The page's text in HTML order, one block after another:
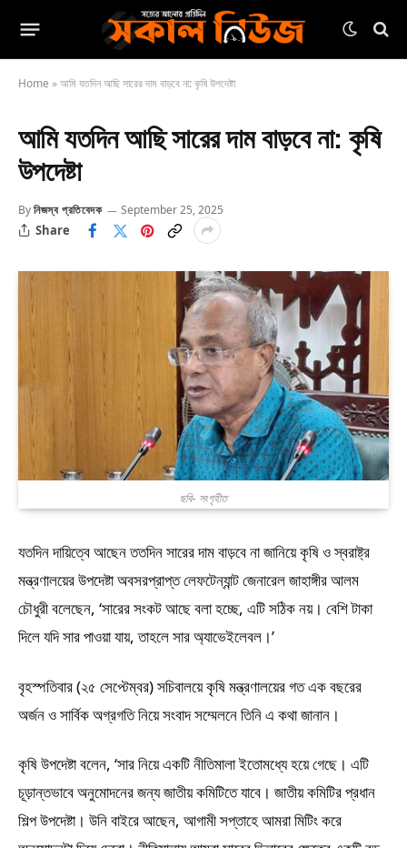
Home »আমি যতদিন আছি সারের দাম বাড়বে না: কৃষি উপদেষ্টা
আমি যতদিন আছি সারের দাম বাড়বে না: কৃষি
উপদেষ্টা
Byনিজস্ব প্রতিবেদক September 25, 2025
Share
ছবি- সংগৃহীত
যতদিন দায়িত্বে আছেন ততদিন সারের দাম বাড়বে না জানিয়ে কৃষি ও স্বরাষ্ট্র
মন্ত্রণালয়ের উপদেষ্টা অবসরপ্রাপ্ত লেফটেন্যান্ট জেনারেল জাহাঙ্গীর আলম
চৌধুরী বলেছেন, ‘সারের সংকট আছে বলা হচ্ছে, এটি সঠিক নয়। বেশি টাকা
দিলে যদি সার পাওয়া যায়, তাহলে সার অ্যাভেইলেবল।’
বৃহস্পতিবার (২৫ সেপ্টেম্বর) সচিবালয়ে কৃষি মন্ত্রণালয়ের গত এক বছরের
অর্জন ও সার্বিক অগ্রগতি নিয়ে সংবাদ সম্মেলনে তিনি এ কথা জানান।
কৃষি উপদেষ্টা বলেন, ‘সার নিয়ে একটি নীতিমালা ইতোমধ্যে হয়ে গেছে। এটি
চূড়ান্তভাবে অনুমোদনের জন্য জাতীয় কমিটিতে যাবে। জাতীয় কমিটির প্রধান
শিল্প উপদেষ্টা। উনি বাইরে আছেন, আগামী সপ্তাহে আমরা মিটিং করে